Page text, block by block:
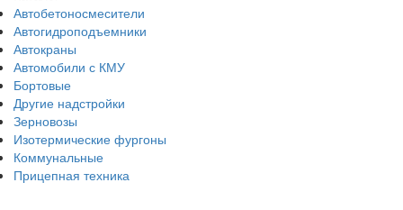
Автобетоносмесители
Автогидроподъемники
Автокраны
Автомобили с КМУ
Бортовые
Другие надстройки
Зерновозы
Изотермические фургоны
Коммунальные
Прицепная техника